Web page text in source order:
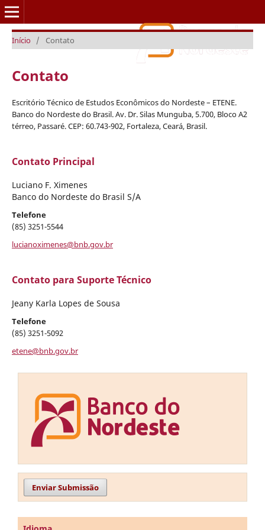
Caderno Setorial ETENE
Início / Contato
Contato
Escritório Técnico de Estudos Econômicos do Nordeste – ETENE.
Banco do Nordeste do Brasil. Av. Dr. Silas Munguba, 5.700, Bloco A2
térreo, Passaré. CEP: 60.743-902, Fortaleza, Ceará, Brasil.
Contato Principal
Luciano F. Ximenes
Banco do Nordeste do Brasil S/A
Telefone
(85) 3251-5544
lucianoximenes@bnb.gov.br
Contato para Suporte Técnico
Jeany Karla Lopes de Sousa
Telefone
(85) 3251-5092
etene@bnb.gov.br
Enviar Submissão